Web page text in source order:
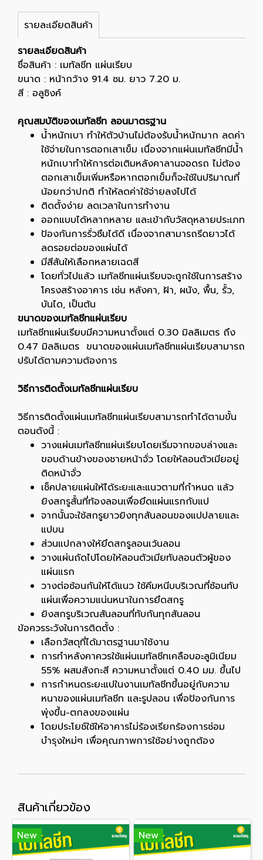
รายละเอียดสินค้า
รายละเอียดสินค้า
ชื่อสินค้า : เมทัลชีท แผ่นเรียบ
ขนาด : หน้ากว้าง 91.4 ซม. ยาว 7.20 ม.
สี : อลูซิงค์
คุณสมบัติของเมทัลชีท ลอนมาตรฐาน
น้ำหนักเบา ทำให้ตัวบ้านไม่ต้องรับน้ำหนักมาก ลดค่า
ใช้จ่ายในการตอกเสาเข็ม เนื่องจากแผ่นเมทัลชีทมีน้ำ
หนักเบาทำให้การต่อเติมหลังคาลานจอดรถ ไม่ต้อง
ตอกเสาเข็มเพิ่มหรือหากตอกเข็มก็จะใช้ในปริมาณที่
น้อยกว่าปกติ ทำให้ลดค่าใช้จ่ายลงไปได้
ติดตั้งง่าย ลดเวลาในการทำงาน
ออกแบบได้หลากหลาย และเข้ากับวัสดุหลายประเภท
ป้องกันการรั่วซึมได้ดี เนื่องจากสามารถรีดยาวได้
ลดรอยต่อของแผ่นได้
มีสีสันให้เลือกหลายเฉดสี
โดยทั่วไปแล้ว เมทัลชีทแผ่นเรียบจะถูกใช้ในการสร้าง
โครงสร้างอาคาร เช่น หลังคา, ฝ้า, ผนัง, พื้น, รั้ว,
บันได, เป็นต้น
ขนาดของเมทัลชีทแผ่นเรียบ
เมทัลชีทแผ่นเรียบมีความหนาตั้งแต่ 0.30 มิลลิเมตร ถึง
0.47 มิลลิเมตร ขนาดของแผ่นเมทัลชีทแผ่นเรียบสามารถ
ปรับได้ตามความต้องการ
วิธีการติดตั้งเมทัลชีทแผ่นเรียบ
วิธีการติดตั้งแผ่นเมทัลชีทแผ่นเรียบสามารถทำได้ตามขั้น
ตอนดังนี้ :
วางแผ่นเมทัลชีทแผ่นเรียบโดยเริ่มจากขอบล่างและ
ขอบด้านข้างของชายหน้าจั่ว โดยให้ลอนตัวเมียอยู่
ติดหน้าจั่ว
เช็คปลายแผ่นให้ได้ระยะและแนวตามที่กำหนด แล้ว
ยิงสกรูสั้นที่ท้องลอนเพื่อยึดแผ่นแรกกับแป
จากนั้นจะใช้สกรูยาวยิงทุกสันลอนของแปปลายและ
แปบน
ส่วนแปกลางให้ยึดสกรูลอนเว้นลอน
วางแผ่นถัดไปโดยให้ลอนตัวเมียทับลอนตัวผู้ของ
แผ่นแรก
วางต่อซ้อนกันให้ได้แนว ใช้คีมหนีบบริเวณที่ซ้อนทับ
แผ่นเพื่อความแน่นหนาในการยึดสกรู
ยิงสกรูบริเวณสันลอนที่ทับกันทุกสันลอน
ข้อควรระวังในการติดตั้ง :
เลือกวัสดุที่ได้มาตรฐานมาใช้งาน
การทำหลังคาควรใช้แผ่นเมทัลชีทเคลือบอะลูมิเนียม
55% ผสมสังกะสี ความหนาตั้งแต่ 0.40 มม. ขึ้นไป
การกำหนดระยะแปในงานเมทัลชีทขึ้นอยู่กับความ
หนาของแผ่นเมทัลชีท และรูปลอน เพื่อป้องกันการ
พุ่งขึ้น-ตกลงของแผ่น
โดยประโยช์ใช้ให้อาคารไม่ร้องเรียกร้องการซ่อม
บำรุงใหม่ๆ เพื่อคุณภาพการใช้อย่างถูกต้อง
สินค้าเกี่ยวข้อง
New New